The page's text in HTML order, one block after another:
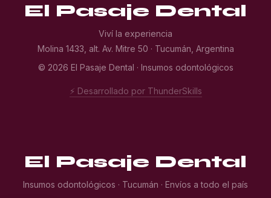
El Pasaje Dental
Viví la experiencia
Molina 1433, alt. Av. Mitre 50 · Tucumán, Argentina
© 2026 El Pasaje Dental · Insumos odontológicos
⚡ Desarrollado por ThunderSkills
El Pasaje Dental
Insumos odontológicos · Tucumán · Envíos a todo el país